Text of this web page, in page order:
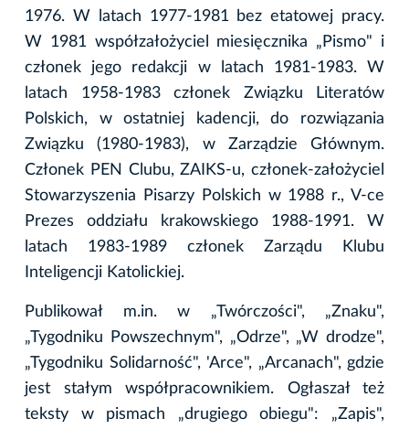
1976. W latach 1977-1981 bez etatowej pracy.
W 1981 współzałożyciel miesięcznika „Pismo" i
członek jego redakcji w latach 1981-1983. W
latach 1958-1983 członek Związku Literatów
Polskich, w ostatniej kadencji, do rozwiązania
Związku (1980-1983), w Zarządzie Głównym.
Członek PEN Clubu, ZAIKS-u, członek-założyciel
Stowarzyszenia Pisarzy Polskich w 1988 r., V-ce
Prezes oddziału krakowskiego 1988-1991. W
latach 1983-1989 członek Zarządu Klubu
Inteligencji Katolickiej.
Publikował m.in. w „Twórczości", „Znaku",
„Tygodniku Powszechnym", „Odrze", „W drodze",
„Tygodniku Solidarność", 'Arce", „Arcanach", gdzie
jest stałym współpracownikiem. Ogłaszał też
teksty w pismach „drugiego obiegu": „Zapis",